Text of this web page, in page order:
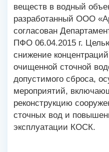
веществ в водный
разработанный ООО
согласован
ПФО 06.04.2015 г.
снижение
очищенной сточной
допустимого сброса,
мероприятий,
реконструкцию
сточных вод и
эксплуатации КОСК.